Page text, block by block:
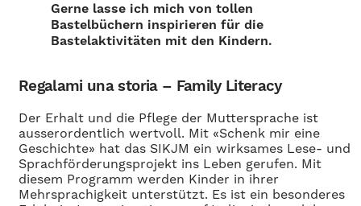
Gerne lasse ich mich von tollen
Bastelbüchern inspirieren für die
Bastelaktivitäten mit den Kindern.
Regalami una storia – Family Literacy
Der Erhalt und die Pflege der Muttersprache ist
ausserordentlich wertvoll. Mit «Schenk mir eine
Geschichte» hat das SIKJM ein wirksames Lese- und
Sprachförderungsprojekt ins Leben gerufen. Mit
diesem Programm werden Kinder in ihrer
Mehrsprachigkeit unterstützt. Es ist ein besonderes